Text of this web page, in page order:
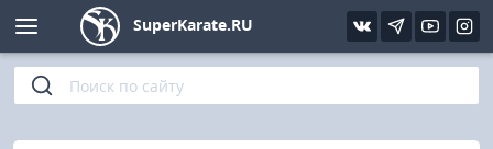
SuperKarate.RU
Киокушинкай
Кёкусин (IFK)
Фото
Видео
Интервью
Статьи
Уроки каратэ
Файлы